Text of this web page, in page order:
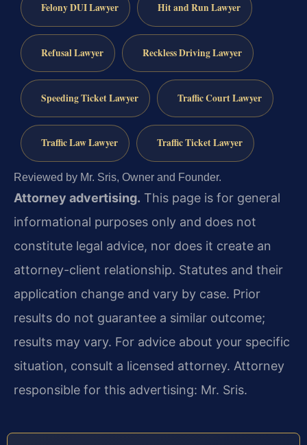
Felony DUI Lawyer Hit and Run Lawyer
Refusal Lawyer Reckless Driving Lawyer
Speeding Ticket Lawyer Traffic Court Lawyer
Traffic Law Lawyer Traffic Ticket Lawyer
Reviewed by Mr. Sris, Owner and Founder.
Attorney advertising. This page is for general
informational purposes only and does not
constitute legal advice, nor does it create an
attorney-client relationship. Statutes and their
application change and vary by case. Prior
results do not guarantee a similar outcome;
results may vary. For advice about your specific
situation, consult a licensed attorney. Attorney
responsible for this advertising: Mr. Sris.